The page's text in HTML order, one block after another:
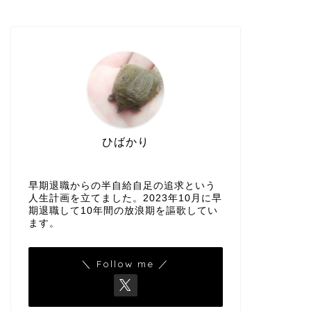
ひばかり
早期退職からの半自給自足の追求という
人生計画を立てました。2023年10月に早
期退職して10年間の放浪期を謳歌してい
ます。
＼ Follow me ／